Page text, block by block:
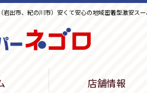
岩出市、紀の川市）安くて安心の地域密着型激安ス
店舗情報